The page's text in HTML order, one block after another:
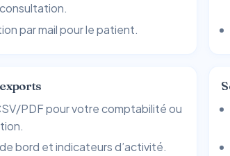
par mail pour le patient.
PDF pour votre comptabilité ou
bord et indicateurs d’activité.